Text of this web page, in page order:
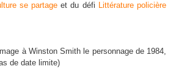
se partage et du défi Littérature policière
à Winston Smith le personnage de 1984,
de date limite)